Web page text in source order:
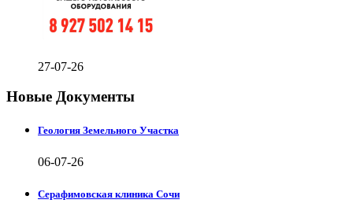
27-07-26
Новые Документы
Геология Земельного Участка
06-07-26
Серафимовская клиника Сочи